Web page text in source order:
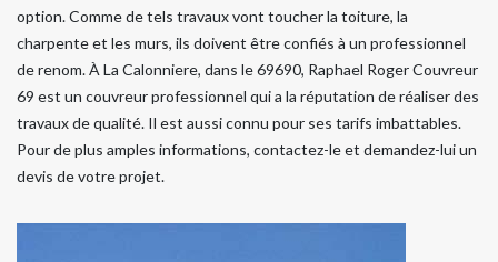
option. Comme de tels travaux vont toucher la toiture, la
charpente et les murs, ils doivent être confiés à un professionnel
de renom. À La Calonniere, dans le 69690, Raphael Roger Couvreur
69 est un couvreur professionnel qui a la réputation de réaliser des
travaux de qualité. Il est aussi connu pour ses tarifs imbattables.
Pour de plus amples informations, contactez-le et demandez-lui un
devis de votre projet.